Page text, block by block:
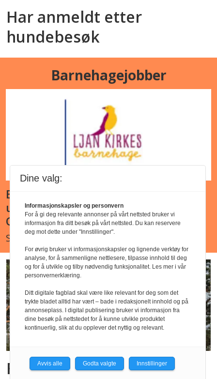
Har anmeldt etter
hundebesøk
Barnehagejobber
Barnehagelærer - Godkjent
utdanning - Ljan kirkes barnehage,
Oslo
Søknadsfrist : snarest
Foreslår endringer i
Dine valg:
Informasjonskapsler og personvern
For å gi deg relevante annonser på vårt nettsted bruker vi
informasjon fra ditt besøk på vårt nettsted. Du kan reservere
deg mot dette under "Innstillinger".
For øvrig bruker vi informasjonskapsler og lignende verktøy for
analyse, for å sammenligne nettlesere, tilpasse innhold til deg
og for å utvikle og tilby nødvendig funksjonalitet. Les mer i vår
personvernerklæring.
Ditt digitale fagblad skal være like relevant for deg som det
trykte bladet alltid har vært – bade i redaksjonelt innhold og på
annonseplass. I digital publisering bruker vi informasjon fra
dine besøk på nettstedet for å kunne utvikle produktet
kontinuerlig, slik at du opplever det nyttig og relevant.
Avvis alle Godta valgte Innstillinger